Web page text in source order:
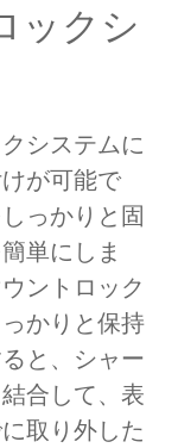
ックシ
システムに
が可能で
っかりと固
単にしま
ントロック
かりと保持
と、シャー
合して、表
取り外した